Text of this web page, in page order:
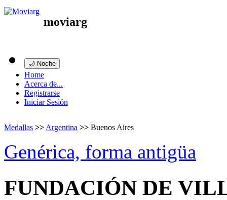
moviarg
🌙 Noche
Home
Acerca de...
Registrarse
Iniciar Sesión
Medallas >> Argentina >> Buenos Aires
Genérica, forma antigüa
FUNDACIÓN DE